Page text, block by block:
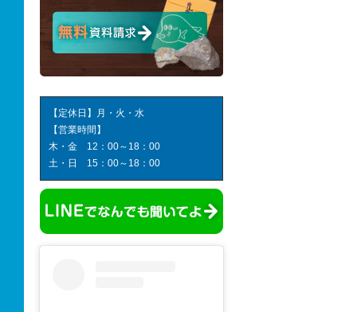
【定休日】月・火・水
【営業時間】
木・金 12：00～18：00
土・日 15：00～18：00